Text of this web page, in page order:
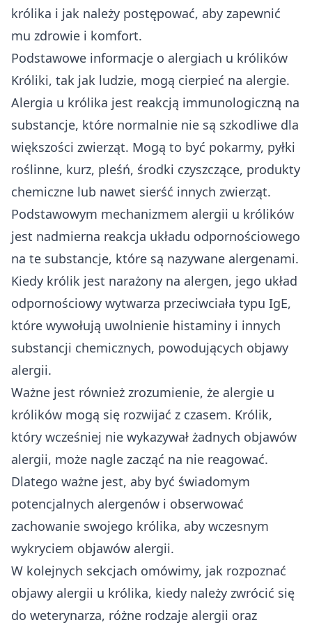
królika i jak należy postępować, aby zapewnić
mu zdrowie i komfort.
Podstawowe informacje o alergiach u królików
Króliki, tak jak ludzie, mogą cierpieć na alergie.
Alergia u królika jest reakcją immunologiczną na
substancje, które normalnie nie są szkodliwe dla
większości zwierząt. Mogą to być pokarmy, pyłki
roślinne, kurz, pleśń, środki czyszczące, produkty
chemiczne lub nawet sierść innych zwierząt.
Podstawowym mechanizmem alergii u królików
jest nadmierna reakcja układu odpornościowego
na te substancje, które są nazywane alergenami.
Kiedy królik jest narażony na alergen, jego układ
odpornościowy wytwarza przeciwciała typu IgE,
które wywołują uwolnienie histaminy i innych
substancji chemicznych, powodujących objawy
alergii.
Ważne jest również zrozumienie, że alergie u
królików mogą się rozwijać z czasem. Królik,
który wcześniej nie wykazywał żadnych objawów
alergii, może nagle zacząć na nie reagować.
Dlatego ważne jest, aby być świadomym
potencjalnych alergenów i obserwować
zachowanie swojego królika, aby wczesnym
wykryciem objawów alergii.
W kolejnych sekcjach omówimy, jak rozpoznać
objawy alergii u królika, kiedy należy zwrócić się
do weterynarza, różne rodzaje alergii oraz